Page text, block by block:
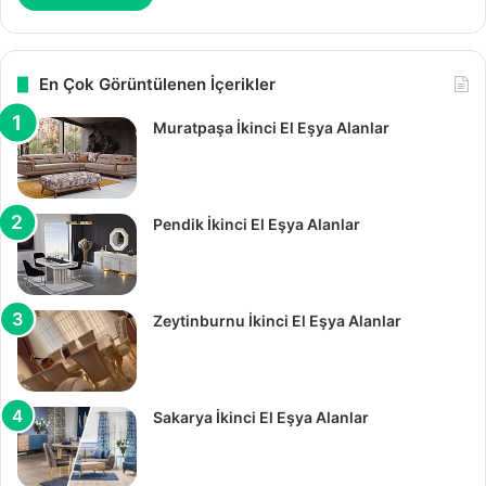
En Çok Görüntülenen İçerikler
Muratpaşa İkinci El Eşya Alanlar
Pendik İkinci El Eşya Alanlar
Zeytinburnu İkinci El Eşya Alanlar
Sakarya İkinci El Eşya Alanlar